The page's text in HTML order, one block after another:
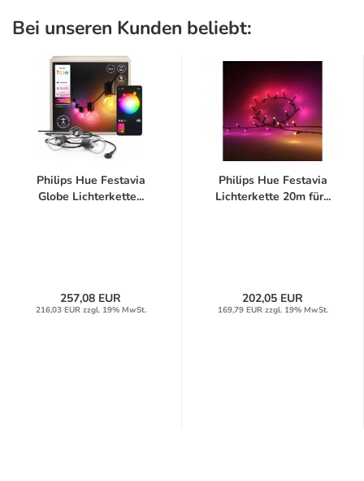
Bei unseren Kunden beliebt:
Philips Hue Festavia
Globe Lichterkette...
257,08 EUR
216,03 EUR zzgl. 19% MwSt.
Philips Hue Festavia
Lichterkette 20m für...
202,05 EUR
169,79 EUR zzgl. 19% MwSt.